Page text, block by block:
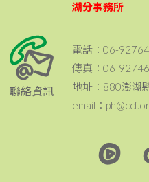
湖分事務所
聯絡資訊
電話：06-
傳真：06-
地址：880澎湖
email：